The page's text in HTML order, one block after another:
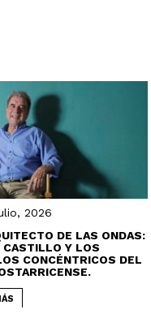
2026
DE LAS ONDAS:
CASTILLO Y LOS
CONCÉNTRICOS DEL